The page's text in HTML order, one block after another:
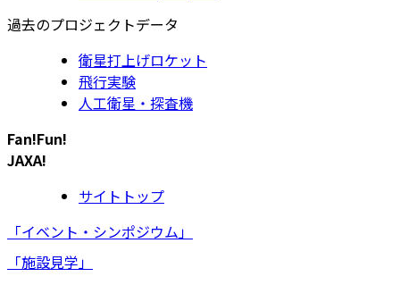
過去のプロジェクトデータ
衛星打上げロケット
飛行実験
人工衛星・探査機
Fan!Fun!
JAXA!
サイトトップ
「イベント・シンポジウム」
「施設見学」